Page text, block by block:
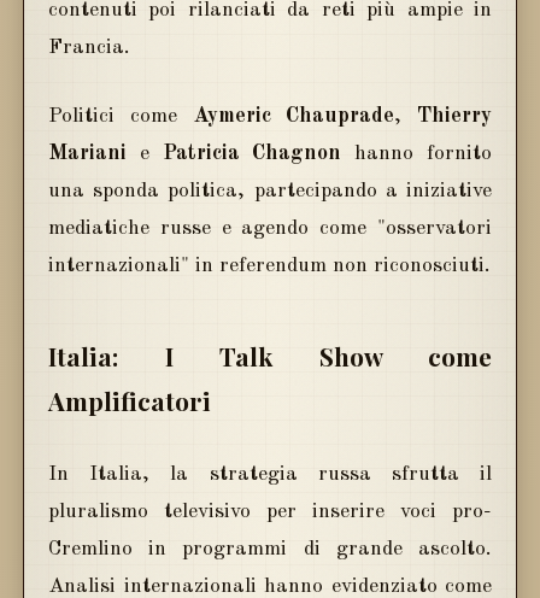
contenuti poi rilanciati da reti più ampie in
Francia.
Politici come Aymeric Chauprade, Thierry
Mariani e Patricia Chagnon hanno fornito
una sponda politica, partecipando a iniziative
mediatiche russe e agendo come "osservatori
internazionali" in referendum non riconosciuti.
Italia: I Talk Show come
Amplificatori
In Italia, la strategia russa sfrutta il
pluralismo televisivo per inserire voci pro-
Cremlino in programmi di grande ascolto.
Analisi internazionali hanno evidenziato come